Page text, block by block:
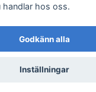
2026 Avantema Modellbilar
handlar hos oss.
Godkänn alla
Inställningar